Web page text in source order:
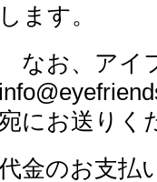
します。
なお、アイ
宛にお送りく
金のお支払